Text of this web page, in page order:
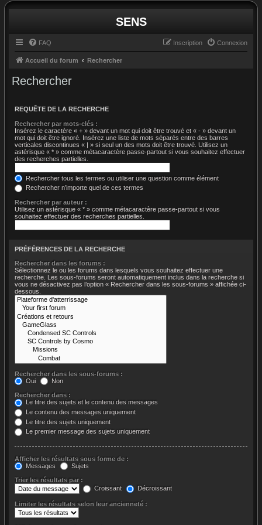
SENS
FAQ Connexion
Inscription
Accueil du forum Rechercher
Rechercher
REQUÊTE DE LA RECHERCHE
Rechercher par mots-clés :
Insérez le caractère « + » devant un mot qui doit être trouvé et « - » devant un
mot qui doit être ignoré. Insérez une liste de mots séparés entre des barres
verticales discontinues « | » si seul un des mots doit être trouvé. Utilisez un
astérisque « * » comme métacaractère passe-partout si vous souhaitez effectuer
des recherches partielles.
Rechercher tous les termes ou utiliser une question comme élément
Rechercher n’importe quel de ces termes
Rechercher par auteur :
Utilisez un astérisque « * » comme métacaractère passe-partout si vous
souhaitez effectuer des recherches partielles.
PRÉFÉRENCES DE LA RECHERCHE
Rechercher dans les forums :
Sélectionnez le ou les forums dans lesquels vous souhaitez effectuer une
recherche. Les sous-forums seront automatiquement inclus dans la recherche si
vous ne désactivez pas l’option « Rechercher dans les sous-forums » affichée ci-
dessous.
Rechercher dans les sous-forums :
Oui
Non
Rechercher dans :
Le titre des sujets et le contenu des messages
Le contenu des messages uniquement
Le titre des sujets uniquement
Le premier message des sujets uniquement
Afficher les résultats sous forme de :
Messages
Sujets
Trier les résultats par :
Croissant
Décroissant
Limiter les résultats selon leur ancienneté :